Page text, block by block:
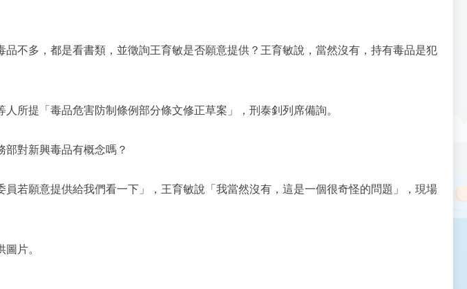
不多，都是看書類，並徵詢王育敏是否願意提供？王育敏說，當然沒有，持有毒品是犯
所提「毒品危害防制條例部分條文修正草案」，刑泰釗列席備詢。
對新興毒品有概念嗎？
若願意提供給我們看一下」，王育敏說「我當然沒有，這是一個很奇怪的問題」，現場
片。